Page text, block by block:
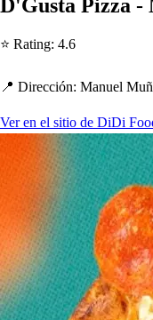
D'Gusta Pizza -
⭐ Rating: 4.6
📍 Dirección: Manuel
Ver en el sitio de DiDi